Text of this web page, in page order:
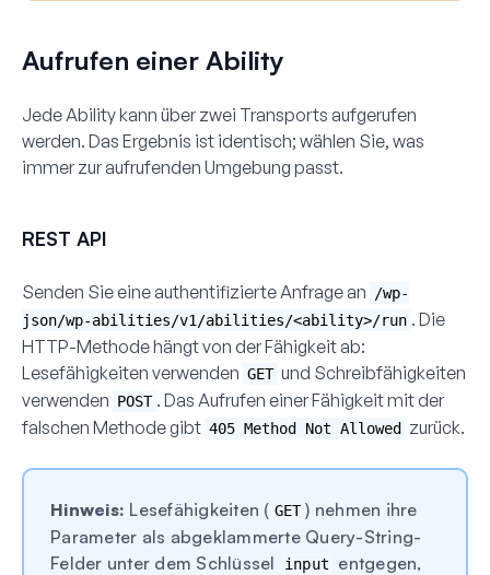
Aufrufen einer Ability
Jede Ability kann über zwei Transports aufgerufen
werden. Das Ergebnis ist identisch; wählen Sie, was
immer zur aufrufenden Umgebung passt.
REST API
Senden Sie eine authentifizierte Anfrage an
/wp-
json/wp-abilities/v1/abilities/<ability>/run . Die
HTTP-Methode hängt von der Fähigkeit ab:
Lesefähigkeiten verwenden GET und Schreibfähigkeiten
verwenden POST . Das Aufrufen einer Fähigkeit mit der
falschen Methode gibt 405 Method Not Allowed zurück.
Hinweis: Lesefähigkeiten ( GET ) nehmen ihre
Parameter als abgeklammerte Query-String-
Felder unter dem Schlüssel
input
entgegen,